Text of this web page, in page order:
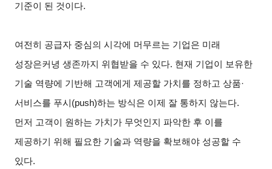
기준이 된 것이다.
여전히 공급자 중심의 시각에 머무르는 기업은 미래
성장은커녕 생존까지 위협받을 수 있다. 현재 기업이 보유한
기술 역량에 기반해 고객에게 제공할 가치를 정하고 상품·
서비스를 푸시 (push)하는 방식은 이제 잘 통하지 않는다.
먼저 고객이 원하는 가치가 무엇인지 파악한 후 이를
제공하기 위해 필요한 기술과 역량을 확보해야 성공할 수
있다.